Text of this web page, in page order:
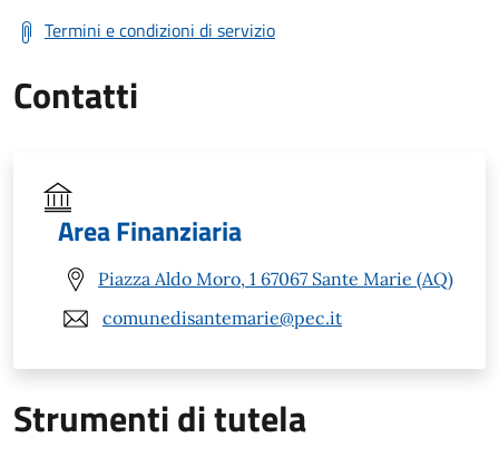
Termini e condizioni di servizio
Contatti
Area Finanziaria
Piazza Aldo Moro, 1 67067 Sante Marie (AQ)
comunedisantemarie@pec.it
Strumenti di tutela